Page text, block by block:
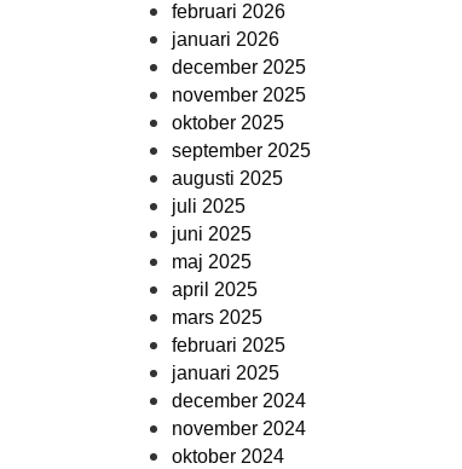
februari 2026
januari 2026
december 2025
november 2025
oktober 2025
september 2025
augusti 2025
juli 2025
juni 2025
maj 2025
april 2025
mars 2025
februari 2025
januari 2025
december 2024
november 2024
oktober 2024